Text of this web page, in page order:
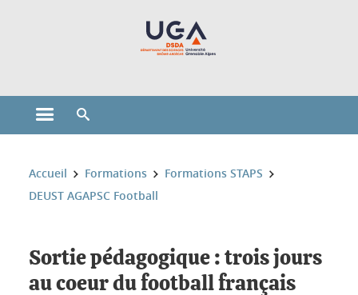
Ouvrir le menu principal
Vous êtes ici :
Accueil Formations
Formations STAPS
DEUST AGAPSC Football
Sortie pédagogique : trois jours
au coeur du football français